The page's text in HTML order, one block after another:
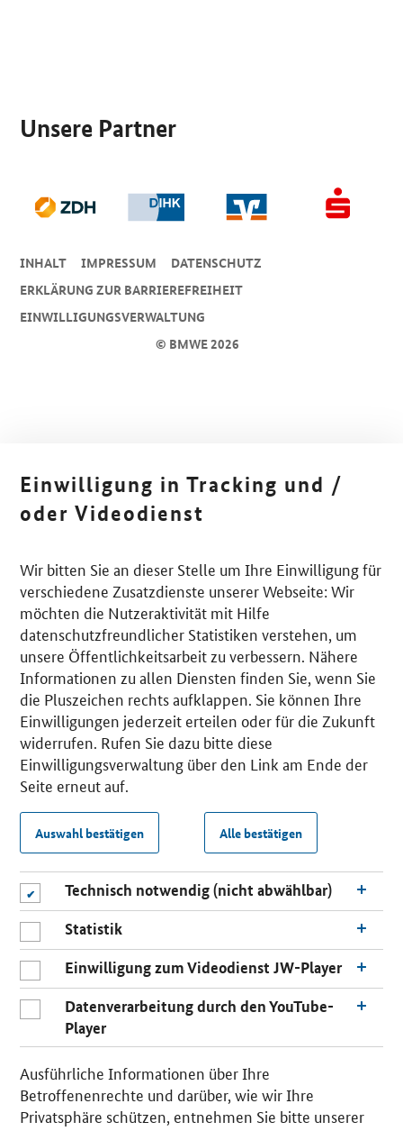
Unsere Partner
© BMWE 2026
INHALT IMPRESSUM
DA­TEN­SCHUTZ
ERKLÄRUNG ZUR BARRIEREFREIHEIT
EINWILLIGUNGSVERWALTUNG
Einwilligung in Tracking und /
oder Videodienst
Wir bitten Sie an dieser Stelle um Ihre Einwilligung für
verschiedene Zusatzdienste unserer Webseite: Wir
möchten die Nutzeraktivität mit Hilfe
datenschutzfreundlicher Statistiken verstehen, um
unsere Öffentlichkeitsarbeit zu verbessern. Nähere
Informationen zu allen Diensten finden Sie, wenn Sie
die Pluszeichen rechts aufklappen. Sie können Ihre
Einwilligungen jederzeit erteilen oder für die Zukunft
widerrufen. Rufen Sie dazu bitte diese
Einwilligungsverwaltung über den Link am Ende der
Seite erneut auf.
Auswahl bestätigen Alle bestätigen
Technisch notwendig (nicht abwählbar)
Statistik
Einwilligung zum Videodienst JW-Player
Datenverarbeitung durch den YouTube-
Player
Ausführliche Informationen über Ihre
Betroffenenrechte und darüber, wie wir Ihre
Privatsphäre schützen, entnehmen Sie bitte unserer